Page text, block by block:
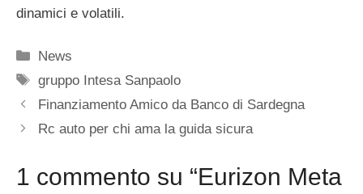
dinamici e volatili.
Categorie
News
Tag
gruppo Intesa Sanpaolo
Finanziamento Amico da Banco di Sardegna
Rc auto per chi ama la guida sicura
1 commento su “Eurizon Meta